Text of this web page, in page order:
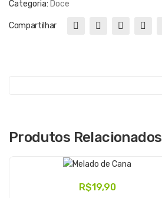
Categoria: Doce
Compartilhar
Produtos Relacionados
R$19,90